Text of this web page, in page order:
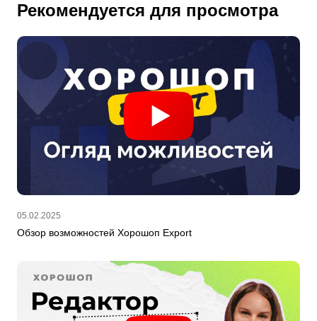
Рекомендуется для просмотра
05.02.2025
Обзор возможностей Хорошоп Export